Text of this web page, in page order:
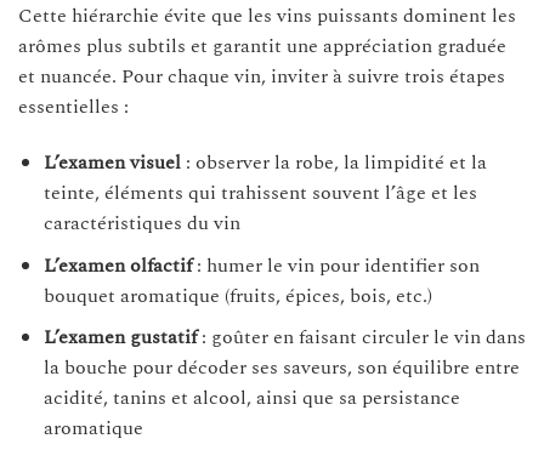
Cette hiérarchie évite que les vins puissants dominent les
arômes plus subtils et garantit une appréciation graduée
et nuancée. Pour chaque vin, inviter à suivre trois étapes
essentielles :
L’examen visuel: observer la robe, la limpidité et la
teinte, éléments qui trahissent souvent l’âge et les
caractéristiques du vin
L’examen olfactif: humer le vin pour identifier son
bouquet aromatique (fruits, épices, bois, etc.)
L’examen gustatif: goûter en faisant circuler le vin dans
la bouche pour décoder ses saveurs, son équilibre entre
acidité, tanins et alcool, ainsi que sa persistance
aromatique